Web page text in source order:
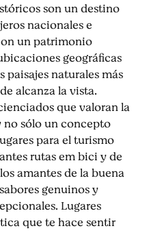
son un destino
nacionales e
un patrimonio
geográficas
paisajes naturales más
alcanza la vista.
que valoran la
sólo un concepto
para el turismo
rutas em bici y de
amantes de la buena
genuinos y
Lugares
que te hace sentir